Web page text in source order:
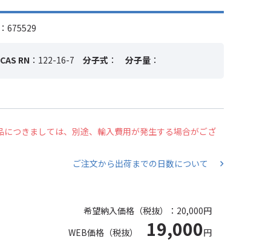
675529
CAS RN ：122-16-7 分子式 ： 分子量 ：
つきましては、別途、輸入費用が発生する場合がござ
ご注文から出荷までの日数について
希望納入価格（税抜）： 20,000円
WEB価格（税抜） 19,000円